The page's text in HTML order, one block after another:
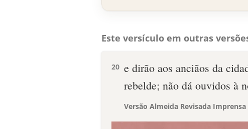
Este versículo em outras
20 e dirão aos anciãos da
rebelde; não dá ouvidos à
Versão Almeida Revisada Imprensa